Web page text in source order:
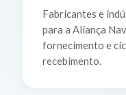
Fabricantes e
para a Aliança
fornecimento e
recebimento.